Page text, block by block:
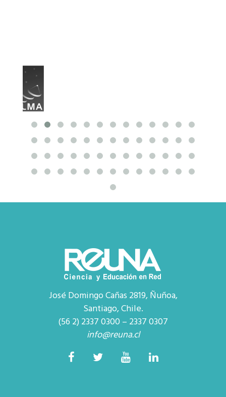
José Domingo Cañas 2819, Ñuñoa,
Santiago, Chile.
(56 2) 2337 0300 – 2337 0307
info@reuna.cl